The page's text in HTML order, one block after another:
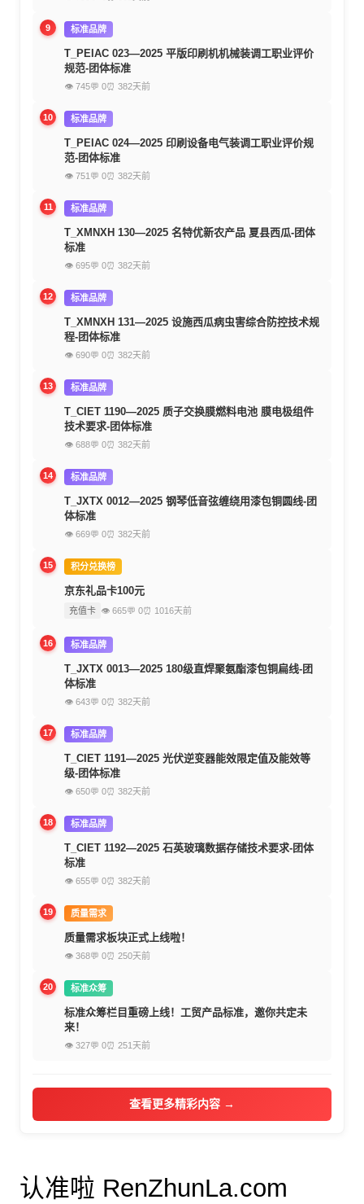
9 标准品牌
T_PEIAC 023—2025 平版印刷机机械装调工职业评价
规范-团体标准
👁 745💬 0⏰ 382天前
10 标准品牌
T_PEIAC 024—2025 印刷设备电气装调工职业评价规
范-团体标准
👁 751 💬 0⏰ 382天前
11 标准品牌
T_XMNXH 130—2025 名特优新农产品 夏县西瓜-团体
标准
👁 695💬 0⏰ 382天前
12 标准品牌
T_XMNXH 131—2025 设施西瓜病虫害综合防控技术规
程-团体标准
👁 690💬 0⏰ 382天前
13 标准品牌
T_CIET 1190—2025 质子交换膜燃料电池 膜电极组件
技术要求-团体标准
👁 688💬 0⏰ 382天前
14 标准品牌
T_JXTX 0012—2025 钢琴低音弦缠绕用漆包铜圆线-团
体标准
👁 669💬 0⏰ 382天前
15 积分兑换榜
京东礼品卡100元
充值卡 👁 665💬 0⏰ 1016天前
16 标准品牌
T_JXTX 0013—2025 180级直焊聚氨酯漆包铜扁线-团
体标准
👁 643💬 0⏰ 382天前
17 标准品牌
T_CIET 1191—2025 光伏逆变器能效限定值及能效等
级-团体标准
👁 650💬 0⏰ 382天前
18 标准品牌
T_CIET 1192—2025 石英玻璃数据存储技术要求-团体
标准
👁 655💬 0⏰ 382天前
19 质量需求
质量需求板块正式上线啦！
👁 368💬 0⏰ 250天前
20 标准众筹
标准众筹栏目重磅上线！工贸产品标准，邀你共定未
来！
👁 327💬 0⏰ 251天前
查看更多精彩内容 →
认准啦 RenZhunLa.com